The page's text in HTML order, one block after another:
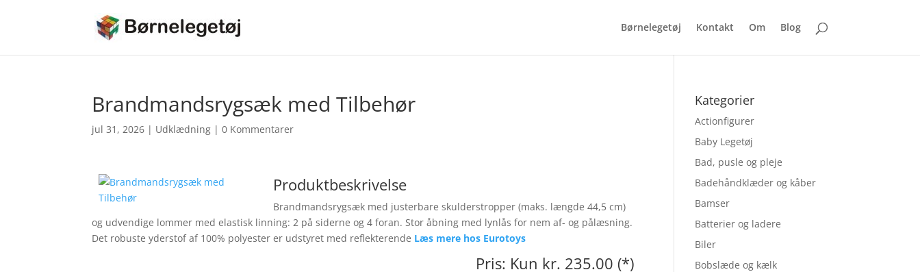
Børnelegetøj Kontakt Om Blog
Brandmandsrygsæk med Tilbehør
jul 31, 2026 | Udklædning |0 Kommentarer
Produktbeskrivelse
Brandmandsrygsæk med justerbare skulderstropper (maks. længde 44,5 cm)
og udvendige lommer med elastisk linning: 2 på siderne og 4 foran. Stor åbning med lynlås for nem af- og pålæsning.
Det robuste yderstof af 100% polyester er udstyret med reflekterende Læs mere hos Eurotoys
Pris: Kun kr. 235.00 (*)
Kategorier
Actionfigurer
Baby Legetøj
Bad, pusle og pleje
Badehåndklæder og kåber
Bamser
Batterier og ladere
Biler
Bobslæde og kælk